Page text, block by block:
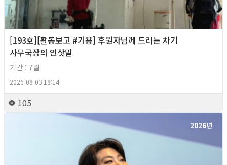
[193호][활동보고 #기용] 후원자님께 드리는 차기
사무국장의 인삿말
기간 : 7월
2026-08-03 18:14
105
2026년